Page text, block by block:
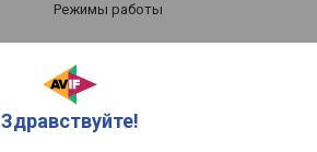
Здравствуйте!
Режимы работы
Мощность в режиме охлаждения
Мощность в режиме обогрева
Уровень шума (макс/мин)